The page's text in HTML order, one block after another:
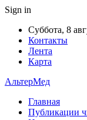
Sign in
Суббота, 8
Контакты
Лента
Карта
АльтерМед
Главная
Публикации